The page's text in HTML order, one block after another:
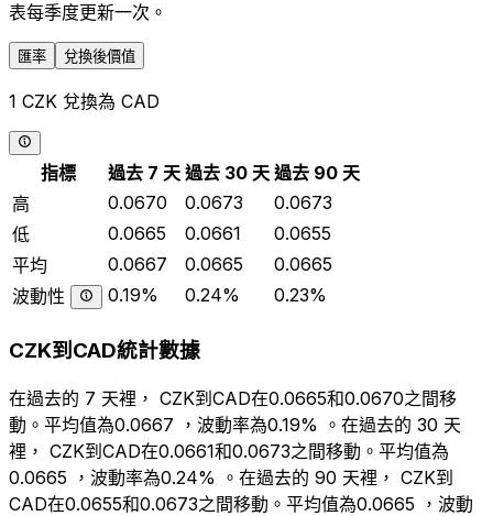
表每季度更新一次。
匯率 兌換後價值
1 CZK 兌換為 CAD
指標 過去 7 天 過去 30 天 過去 90 天
高
0.0670 0.0673
0.0673
低
0.0665 0.0661
0.0655
平均
0.0667 0.0665
0.0665
波動性
0.19% 0.24% 0.23%
CZK到CAD統計數據
在過去的 7 天裡， CZK到CAD在0.0665和0.0670之間移
動。平均值為0.0667 ，波動率為0.19% 。在過去的 30 天
裡， CZK到CAD在0.0661和0.0673之間移動。平均值為
0.0665 ，波動率為0.24% 。在過去的 90 天裡， CZK到
CAD在0.0655和0.0673之間移動。平均值為0.0665 ，波動